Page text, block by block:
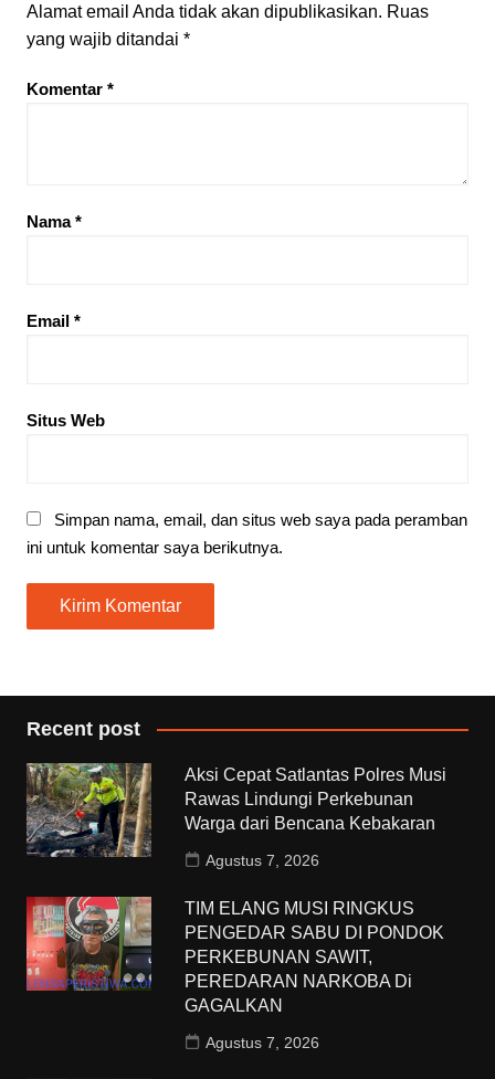
Alamat email Anda tidak akan dipublikasikan. Ruas
yang wajib ditandai *
Komentar *
Nama*
Email *
Situs Web
Simpan nama, email, dan situs web saya pada peramban
ini untuk komentar saya berikutnya.
Recent post
Aksi Cepat Satlantas Polres Musi
Rawas Lindungi Perkebunan
Warga dari Bencana Kebakaran
Agustus 7, 2026
TIM ELANG MUSI RINGKUS
PENGEDAR SABU DI PONDOK
PERKEBUNAN SAWIT,
PEREDARAN NARKOBA Di
GAGALKAN
Agustus 7, 2026